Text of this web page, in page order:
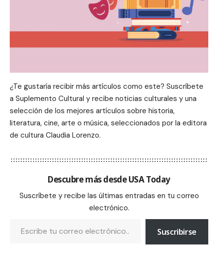
¿Te gustaría recibir más artículos como este? Suscríbete
a Suplemento Cultural y recibe noticias culturales y una
selección de los mejores artículos sobre historia,
literatura, cine, arte o música, seleccionados por la editora
de cultura Claudia Lorenzo.
Descubre más desde USA Today
Suscríbete y recibe las últimas entradas en tu correo
electrónico.
Suscribirse